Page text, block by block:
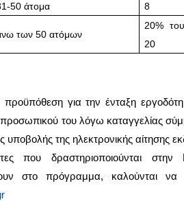
50 άτομα
8
των 50 ατόμων
20%
20
προϋπόθεση για την ένταξη
του λόγω καταγγελίας
υποβολής της ηλεκτρονικής αίτησης
που δραστηριοποιούνται στην
στο πρόγραμμα, καλούνται να